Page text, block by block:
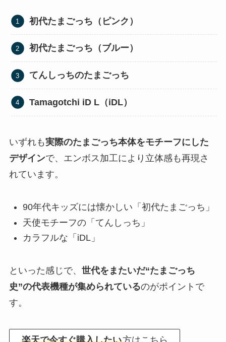
初代たまごっち（ピンク）
初代たまごっち（ブルー）
てんしっちのたまごっち
Tamagotchi iD L（iDL）
いずれも実際のたまごっち本体をモチーフにした
デザインで、エンボス加工により立体感も再現さ
れています。
90年代キッズには懐かしい「初代たまごっち」
天使モチーフの「てんしっち」
カラフルな「iDL」
といった感じで、 世代をまたいだ“たまごっち
史”の代表機種が集められているのがポイントで
す。
楽天で今すぐ購入したい方はこちら